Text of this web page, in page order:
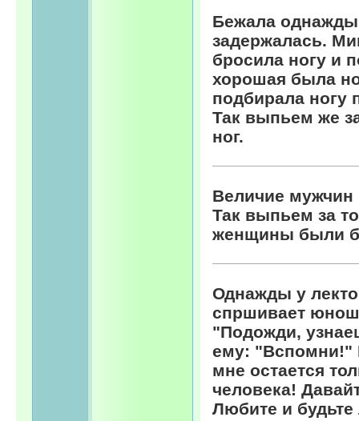
Бежaла однажды
задержалась.
бросила ногу и
хорошая была
подбирала ногу
Так выпьем же
ног.
Величие мужчин
Так выпьем за
женщины были
Однажды у
спршивает
"Подожди,
ему: "Вспомни!"
мне остается
человека!
Любите и